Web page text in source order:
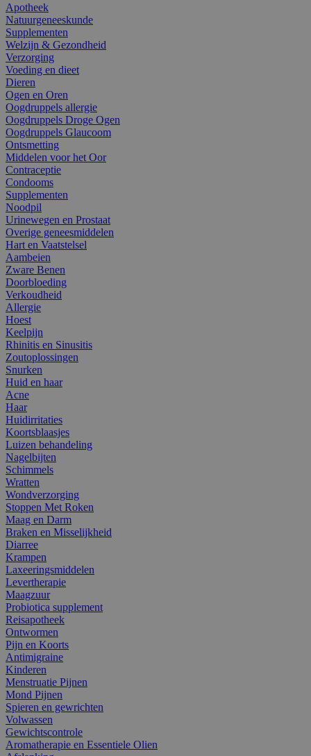
Apotheek
Natuurgeneeskunde
Supplementen
Welzijn & Gezondheid
Verzorging
Voeding en dieet
Dieren
Ogen en Oren
Oogdruppels allergie
Oogdruppels Droge Ogen
Oogdruppels Glaucoom
Ontsmetting
Middelen voor het Oor
Contraceptie
Condooms
Supplementen
Noodpil
Urinewegen en Prostaat
Overige geneesmiddelen
Hart en Vaatstelsel
Aambeien
Zware Benen
Doorbloeding
Verkoudheid
Allergie
Hoest
Keelpijn
Rhinitis en Sinusitis
Zoutoplossingen
Snurken
Huid en haar
Acne
Haar
Huidirritaties
Koortsblaasjes
Luizen behandeling
Nagelbijten
Schimmels
Wratten
Wondverzorging
Stoppen Met Roken
Maag en Darm
Braken en Misselijkheid
Diarree
Krampen
Laxeeringsmiddelen
Levertherapie
Maagzuur
Probiotica supplement
Reisapotheek
Ontwormen
Pijn en Koorts
Antimigraine
Kinderen
Menstruatie Pijnen
Mond Pijnen
Spieren en gewrichten
Volwassen
Gewichtscontrole
Aromatherapie en Essentiele Olien